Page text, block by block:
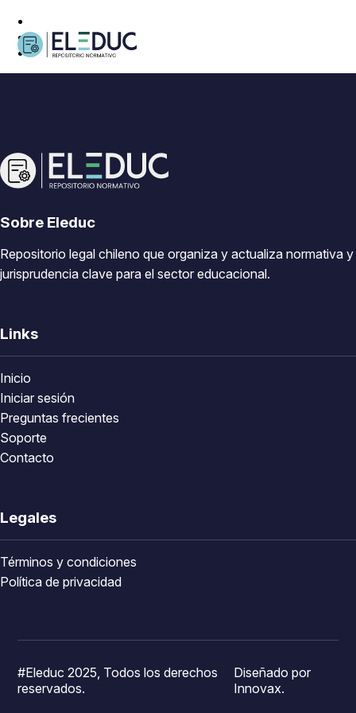
Sobre Eleduc
Repositorio legal chileno que organiza y actualiza normativa y
jurisprudencia clave para el sector educacional.
Links
Inicio
Iniciar sesión
Preguntas frecientes
Soporte
Contacto
Legales
Términos y condiciones
Política de privacidad
#Eleduc 2025, Todos los derechos
reservados.
Diseñado por
Innovax.